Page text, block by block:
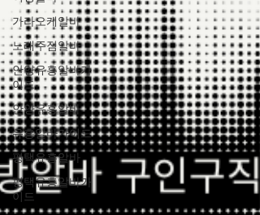
가라오케알바
노래주점알바
안양유흥알바가
이드
안양유흥알바
유흥알바가이드
평택유흥알바
평택유흥알바가
이드